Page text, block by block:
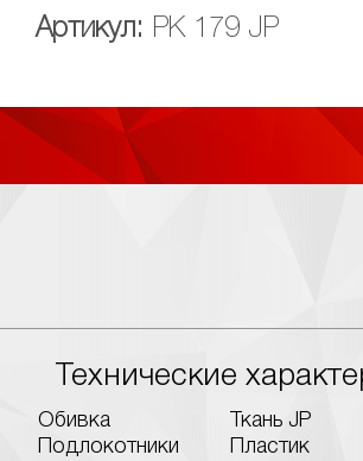
Артикул: РК 179 JP
Технические
Обивка
Ткань JP
Подлокотники
Пластик